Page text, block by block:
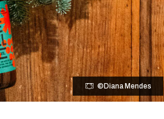
©Diana Mendes